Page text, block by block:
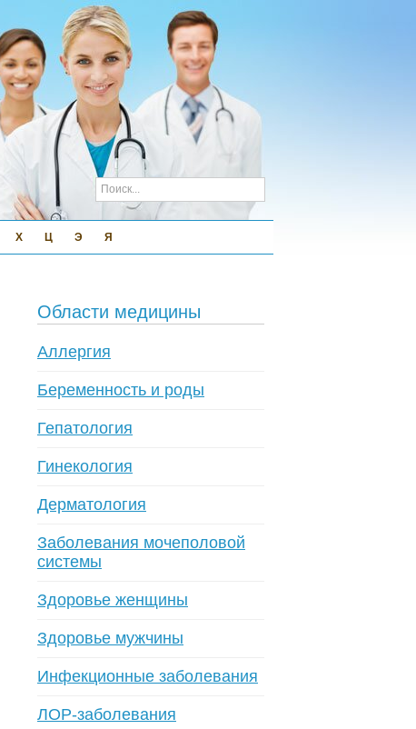
Х Ц Э Я
Области медицины
Аллергия
Беременность и роды
Гепатология
Гинекология
Дерматология
Заболевания мочеполовой
системы
Здоровье женщины
Здоровье мужчины
Инфекционные заболевания
ЛОР-заболевания